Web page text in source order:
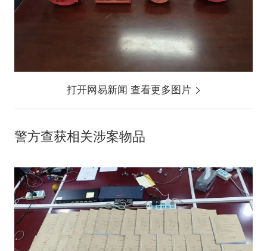
打开网易新闻 查看更多图片
警方查获相关涉案物品